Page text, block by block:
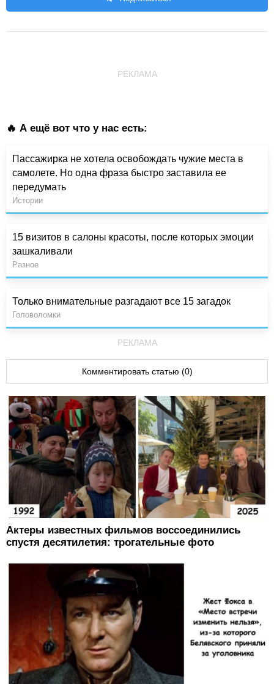
РЕКЛАМА
🔥 А ещё вот что у нас есть:
Пассажирка не хотела освобождать чужие места в
самолете. Но одна фраза быстро заставила ее
передумать
Истории
15 визитов в салоны красоты, после которых эмоции
зашкаливали
Разное
Только внимательные разгадают все 15 загадок
Головоломки
РЕКЛАМА
Комментировать статью (0)
Актеры известных фильмов воссоединились
спустя десятилетия: трогательные фото